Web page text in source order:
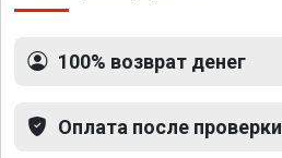
100% возврат денег
Оплата после проверки